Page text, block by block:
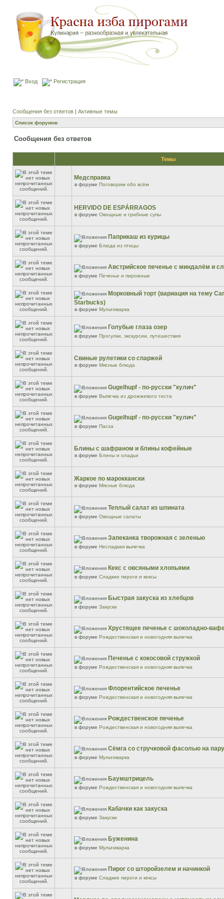
Вход Регистрация
Сообщения без ответов | Активные темы
Список форумов
Сообщения без ответов
Темы
Медсправка
в форуме Поговорим обо всём
HERVIDO DE ESPÁRRAGOS
в форуме Овощные и грибные супы
Паприкаш из курицы
в форуме Блюда из птицы
Австрийское печенье с миндалём и
в форуме Печенье и пирожные
Морковный торт (вариация на тему
Starbucks)
в форуме Мультиварка
Голубые глаза озер
в форуме Прогулки, экскурсии, путешествия
Свиные рулетики со спаржей
в форуме Мясные блюда
Gugelhupf - по-русски "кулич"
в форуме Выпечка из дрожжевого теста
Gugelhupf - по-русски "кулич"
в форуме Пасха
Блины с шафраном и блины кофейные
в форуме Блины и оладьи
Жаркое по мароккански
в форуме Мясные блюда
Теплый салат из шпината
в форуме Овощные салаты
Запеканка творожная с зеленью
в форуме Несладкая выпечка
Кекс с овсяными хлопьями
в форуме Сладкие пироги и кексы
Быстрая закуска из хлебцов
в форуме Закуски
Хрустящее печенье с шоколадно-
в форуме Рождественская и новогодняя выпечка
Печенье с кокосовой стружкой
в форуме Рождественская и новогодняя выпечка
Флорентийское печенье
в форуме Рождественская и новогодняя выпечка
Рождественское печенье
в форуме Рождественская и новогодняя выпечка
Сёмга со стручковой фасолью на пару
в форуме Мультиварка
Баумштрицель
в форуме Рождественская и новогодняя выпечка
Кабачки как закуска
в форуме Закуски
Буженина
в форуме Мультиварка
Пирог со шторойзелем и начинкой
в форуме Сладкие пироги и кексы